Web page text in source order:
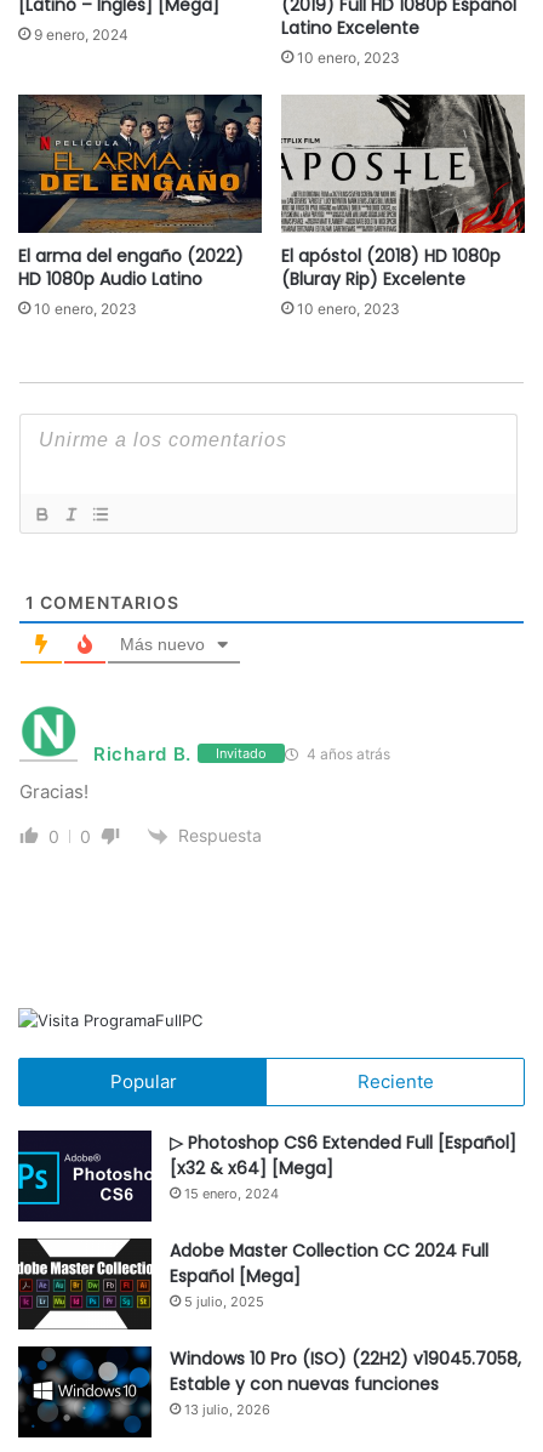
[Latino – Inglés] [Mega]
9 enero, 2024
(2019) Full HD 1080p Español
Latino Excelente
10 enero, 2023
El arma del engaño (2022)
HD 1080p Audio Latino
10 enero, 2023
El apóstol (2018) HD 1080p
(Bluray Rip) Excelente
10 enero, 2023
1 COMENTARIOS
Más nuevo
Richard B. Invitado 4 años atrás
Gracias!
0 0 Respuesta
Popular Reciente
▷ Photoshop CS6 Extended Full [Español]
[x32 & x64] [Mega]
15 enero, 2024
Adobe Master Collection CC 2024 Full
Español [Mega]
5 julio, 2025
Windows 10 Pro (ISO) (22H2) v19045.7058,
Estable y con nuevas funciones
13 julio, 2026